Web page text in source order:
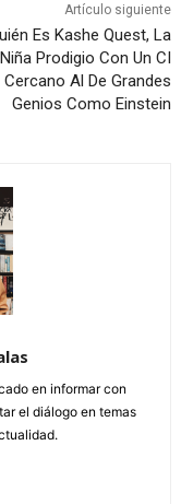
Artículo siguiente
Es Kashe Quest, La
Niña Prodigio Con Un CI
Cercano Al De Grandes
Genios Como Einstein
en informar con
el diálogo en temas